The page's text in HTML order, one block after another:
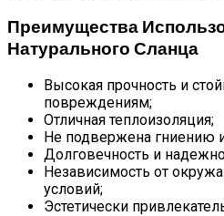
Преимущества
Натурального Сланца
Высокая прочность и
повреждениям;
Отличная теплоизоляция;
Не подвержена гниению
Долговечность и
Независимость от
условий;
Эстетически